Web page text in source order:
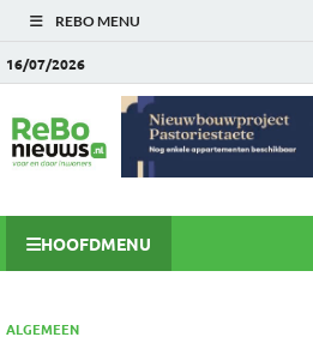
REBO MENU
16/07/2026
HOOFDMENU
ALGEMEEN